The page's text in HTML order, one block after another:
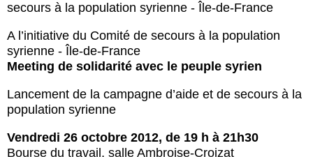
Actus et médias
Boutique
secours à la population syrienne - Île-de-France
A l’initiative du Comité de secours à la population
syrienne - Île-de-France
Meeting de solidarité avec le peuple syrien
Lancement de la campagne d’aide et de secours à la
population syrienne
Vendredi 26 octobre 2012, de 19 h à 21h30
Bourse du travail, salle Ambroise-Croizat